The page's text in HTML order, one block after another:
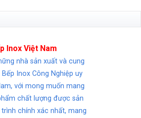
Inox Việt Nam
nhà sản xuất và cung
Inox Công Nghiệp uy
với mong muốn mang
chất lượng được sản
chính xác nhất, mang